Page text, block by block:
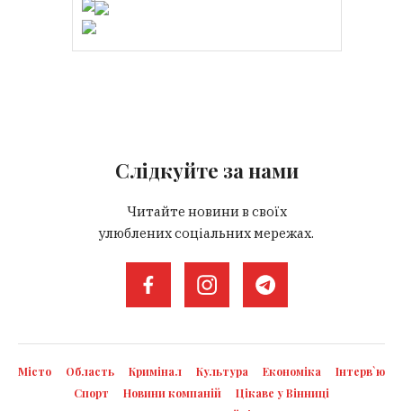
Слідкуйте за нами
Читайте новини в своїх
улюблених соціальних мережах.
Місто Область Кримінал Культура Економіка
Інтерв`ю
Спорт
Новини компаній
Цікаве у Вінниці